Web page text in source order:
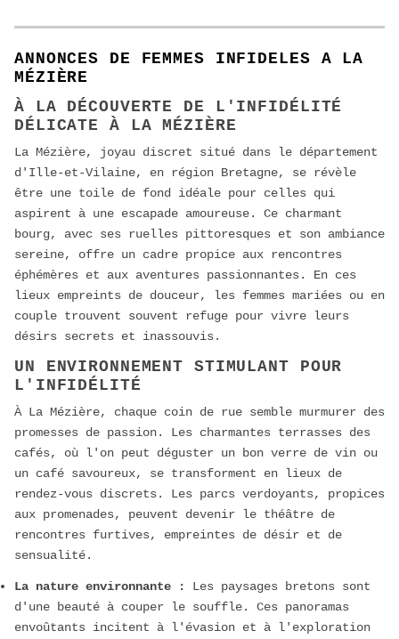
ANNONCES DE FEMMES INFIDELES A LA
MÉZIÈRE
À LA DÉCOUVERTE DE L'INFIDÉLITÉ
DÉLICATE À LA MÉZIÈRE
La Mézière, joyau discret situé dans le département
d'Ille-et-Vilaine, en région Bretagne, se révèle
être une toile de fond idéale pour celles qui
aspirent à une escapade amoureuse. Ce charmant
bourg, avec ses ruelles pittoresques et son ambiance
sereine, offre un cadre propice aux rencontres
éphémères et aux aventures passionnantes. En ces
lieux empreints de douceur, les femmes mariées ou en
couple trouvent souvent refuge pour vivre leurs
désirs secrets et inassouvis.
UN ENVIRONNEMENT STIMULANT POUR
L'INFIDÉLITÉ
À La Mézière, chaque coin de rue semble murmurer des
promesses de passion. Les charmantes terrasses des
cafés, où l'on peut déguster un bon verre de vin ou
un café savoureux, se transforment en lieux de
rendez-vous discrets. Les parcs verdoyants, propices
aux promenades, peuvent devenir le théâtre de
rencontres furtives, empreintes de désir et de
sensualité.
La nature environnante :
Les paysages bretons sont
d'une beauté à couper le souffle. Ces panoramas
envoûtants incitent à l'évasion et à l'exploration